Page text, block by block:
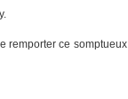
remporter ce somptueux